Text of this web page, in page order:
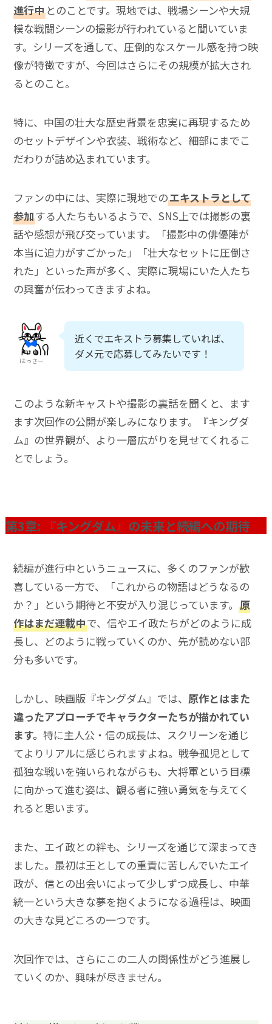
進行中とのことです。現地では、戦場シーンや大規
模な戦闘シーンの撮影が行われていると聞いていま
す。シリーズを通して、圧倒的なスケール感を持つ映
像が特徴ですが、今回はさらにその規模が拡大され
るとのこと。
特に、中国の壮大な歴史背景を忠実に再現するため
のセットデザインや衣装、戦術など、細部にまでこ
だわりが詰め込まれています。
ファンの中には、実際に現地でのエキストラとして
参加する人たちもいるようで、SNS上では撮影の裏
話や感想が飛び交っています。「撮影中の俳優陣が
本当に迫力がすごかった」「壮大なセットに圧倒さ
れた」といった声が多く、実際に現場にいた人たち
の興奮が伝わってきますよね。
はっさー
近くでエキストラ募集していれば、
ダメ元で応募してみたいです！
このような新キャストや撮影の裏話を聞くと、ます
ます次回作の公開が楽しみになります。『キングダ
ム』の世界観が、より一層広がりを見せてくれるこ
とでしょう。
第3章: 『キングダム』の未来と続編への期待
続編が進行中というニュースに、多くのファンが歓
喜している一方で、「これからの物語はどうなるの
か？」という期待と不安が入り混じっています。原
作はまだ連載中で、信やエイ政たちがどのように成
長し、どのように戦っていくのか、先が読めない部
分も多いです。
しかし、映画版『キングダム』では、 原作とはまた
違ったアプローチでキャラクターたちが描かれてい
ます。特に主人公・信の成長は、スクリーンを通じ
てよりリアルに感じられますよね。戦争孤児として
孤独な戦いを強いられながらも、大将軍という目標
に向かって進む姿は、観る者に強い勇気を与えてく
れると思います。
また、エイ政との絆も、シリーズを通じて深まってき
ました。最初は王としての重責に苦しんでいたエイ
政が、信との出会いによって少しずつ成長し、中華
統一という大きな夢を抱くようになる過程は、映画
の大きな見どころの一つです。
次回作では、さらにこの二人の関係性がどう進展し
ていくのか、興味が尽きません。